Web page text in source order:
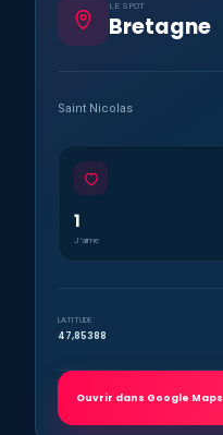
LE SPOT
Bretagne
Saint Nicolas
1
J’aime
LATITUDE
47,85388
Ouvrir dans Google Maps